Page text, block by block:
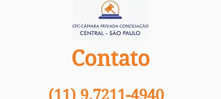
Contato
(11) 9.7211-4940